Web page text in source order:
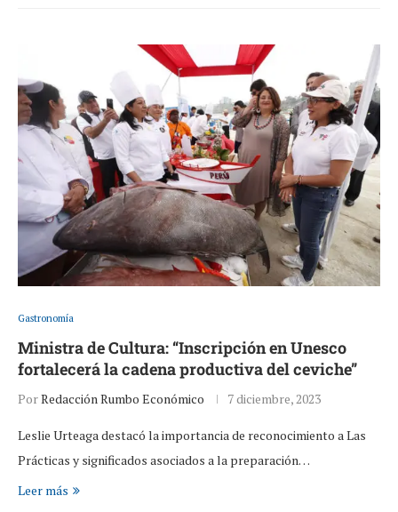
Gastronomía
Ministra de Cultura: “Inscripción en Unesco
fortalecerá la cadena productiva del ceviche”
PorRedacción Rumbo Económico 7 diciembre, 2023
Leslie Urteaga destacó la importancia de reconocimiento a Las
Prácticas y significados asociados a la preparación…
Leer más